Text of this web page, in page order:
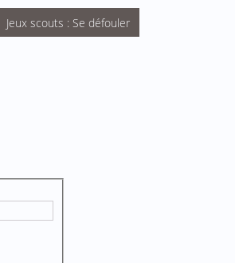
Jeux scouts : Se défouler